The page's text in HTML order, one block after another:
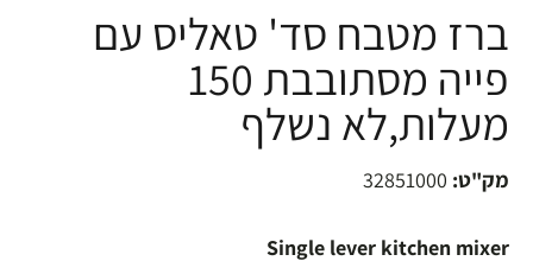
ברז מטבח סד' טאליס עם
פייה מסתובבת 150
מעלות,לא נשלף
מק"ט: 32851000
Single lever kitchen mixer